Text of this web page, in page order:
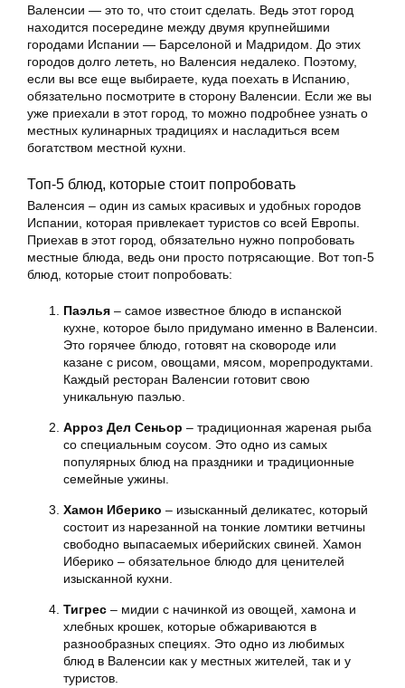
Валенсии — это то, что стоит сделать. Ведь этот город
находится посередине между двумя крупнейшими
городами Испании — Барселоной и Мадридом. До этих
городов долго лететь, но Валенсия недалеко. Поэтому,
если вы все еще выбираете, куда поехать в Испанию,
обязательно посмотрите в сторону Валенсии. Если же вы
уже приехали в этот город, то можно подробнее узнать о
местных кулинарных традициях и насладиться всем
богатством местной кухни.
Топ-5 блюд, которые стоит попробовать
Валенсия – один из самых красивых и удобных городов
Испании, которая привлекает туристов со всей Европы.
Приехав в этот город, обязательно нужно попробовать
местные блюда, ведь они просто потрясающие. Вот топ-5
блюд, которые стоит попробовать:
Паэлья – самое известное блюдо в испанской
кухне, которое было придумано именно в Валенсии.
Это горячее блюдо, готовят на сковороде или
казане с рисом, овощами, мясом, морепродуктами.
Каждый ресторан Валенсии готовит свою
уникальную паэлью.
Арроз Дел Сеньор – традиционная жареная рыба
со специальным соусом. Это одно из самых
популярных блюд на праздники и традиционные
семейные ужины.
Хамон Иберико – изысканный деликатес, который
состоит из нарезанной на тонкие ломтики ветчины
свободно выпасаемых иберийских свиней. Хамон
Иберико – обязательное блюдо для ценителей
изысканной кухни.
Тигрес – мидии с начинкой из овощей, хамона и
хлебных крошек, которые обжариваются в
разнообразных специях. Это одно из любимых
блюд в Валенсии как у местных жителей, так и у
туристов.